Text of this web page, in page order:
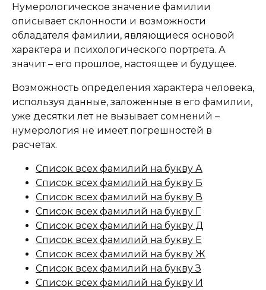
Нумерологическое значение фамилии
описывает склонности и возможности
обладателя фамилии, являющиеся основой
характера и психологического портрета. А
значит – его прошлое, настоящее и будущее.
Возможность определения характера человека,
используя данные, заложенные в его фамилии,
уже десятки лет не вызывает сомнений –
нумерология не имеет погрешностей в
расчетах.
Список всех фамилий на букву А
Список всех фамилий на букву Б
Список всех фамилий на букву В
Список всех фамилий на букву Г
Список всех фамилий на букву Д
Список всех фамилий на букву Е
Список всех фамилий на букву Ж
Список всех фамилий на букву З
Список всех фамилий на букву И